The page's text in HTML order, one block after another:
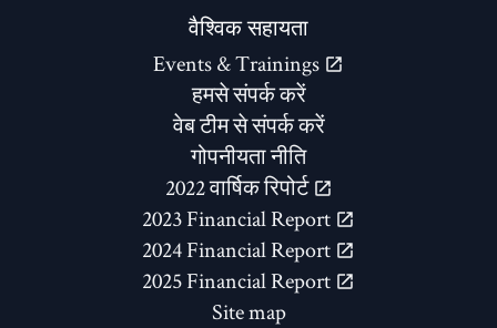
वैश्विक सहायता
Events & Trainings
हमसे संपर्क करें
वेब टीम से संपर्क करें
गोपनीयता नीति
2022 वार्षिक रिपोर्ट
2023 Financial Report
2024 Financial Report
2025 Financial Report
Site map